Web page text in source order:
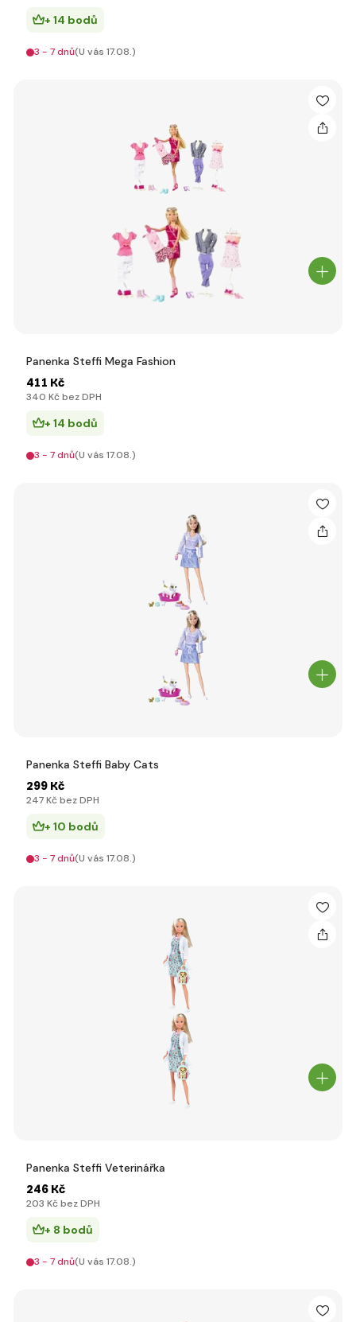
+ 14 bodů
3 - 7 dnů(U vás 17.08.)
Panenka Steffi Mega Fashion
411 Kč
340 Kč bez DPH
+ 14 bodů
3 - 7 dnů(U vás 17.08.)
Panenka Steffi Baby Cats
299 Kč
247 Kč bez DPH
+ 10 bodů
3 - 7 dnů(U vás 17.08.)
Panenka Steffi Veterinářka
246 Kč
203 Kč bez DPH
+ 8 bodů
3 - 7 dnů(U vás 17.08.)